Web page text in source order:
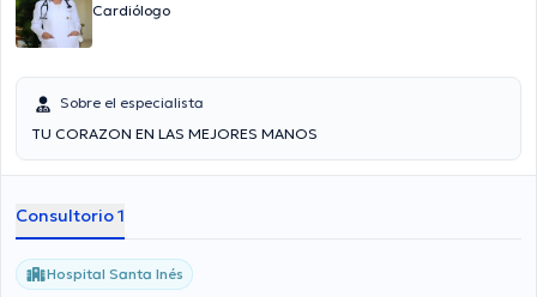
Cardiólogo
Sobre el especialista
TU CORAZON EN LAS MEJORES MANOS
Consultorio 1
Hospital Santa Inés